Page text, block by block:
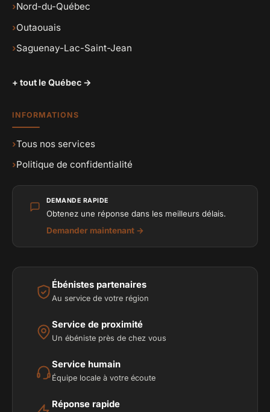
›Nord-du-Québec
›Outaouais
›Saguenay-Lac-Saint-Jean
+ tout le Québec →
INFORMATIONS
›Tous nos services
›Politique de confidentialité
DEMANDE RAPIDE
Obtenez une réponse dans les meilleurs délais.
Demander maintenant →
Ébénistes partenaires
Au service de votre région
Service de proximité
Un ébéniste près de chez vous
Service humain
Équipe locale à votre écoute
Réponse rapide